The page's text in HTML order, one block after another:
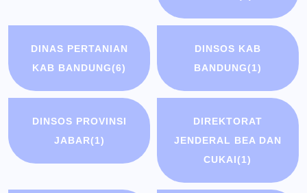
DINAS PERTANIAN
KAB BANDUNG(6)
DINSOS KAB
BANDUNG(1)
DINSOS PROVINSI
JABAR(1)
DIREKTORAT
JENDERAL BEA DAN
CUKAI(1)